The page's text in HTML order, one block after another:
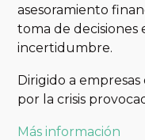
asesoramiento
toma de
incertidumbre.
Dirigido a
por la crisis
Más información